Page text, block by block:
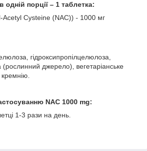
одній порції – 1 таблетка:
Acetyl Cysteine (NAC)) - 1000 мг
гідроксипропілцелюлоза,
(рослинний джерело), вегетаріанське
кремнію.
NAC 1000 mg:
1-3 рази на день.